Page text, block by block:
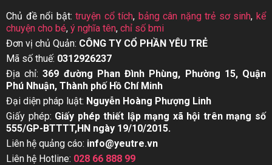
Chủ đề nổi bật:truyện cổ tích, bảng cân nặng trẻ sơ sinh,kể
chuyện cho bé, ý nghĩa tên, chỉ số bmi
Đơn vị chủ Quản: CÔNG TY CỔ PHẦN YÊU TRẺ
Mã số thuế: 0312926237
Địa chỉ:369 đường Phan Đình Phùng, Phường 15, Quận
Phú Nhuận, Thành phố Hồ Chí Minh
Đại diện pháp luật: Nguyễn Hoàng Phượng Linh
Giấy phép: Giấy phép thiết lập mạng xã hội trên mạng số
555/GP-BTTTT,HN ngày 19/10/2015.
Liên hệ quảng cáo: info@yeutre.vn
Liên hệ Hotline: 028 66 888 99